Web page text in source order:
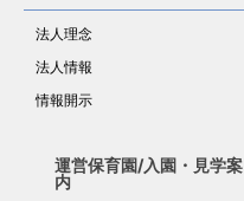
法人理念
法人情報
情報開示
運営保育園/入園・見学案
内